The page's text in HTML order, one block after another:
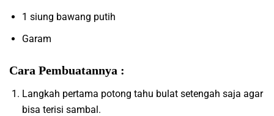
1 siung bawang putih
Garam
Cara Pembuatannya :
Langkah pertama potong tahu bulat setengah saja agar
bisa terisi sambal.